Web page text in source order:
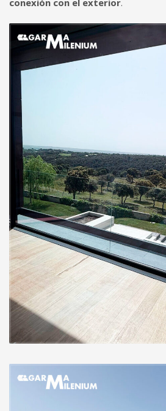
conexión con el exterior.